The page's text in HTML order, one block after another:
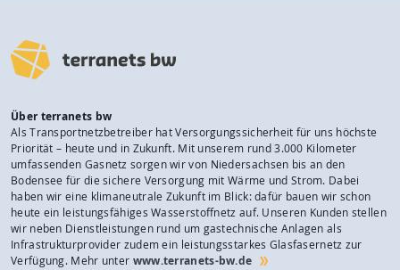
Über terranets bw
Als Transportnetzbetreiber hat Versorgungssicherheit für uns höchste
Priorität – heute und in Zukunft. Mit unserem rund 3.000 Kilometer
umfassenden Gasnetz sorgen wir von Niedersachsen bis an den
Bodensee für die sichere Versorgung mit Wärme und Strom. Dabei
haben wir eine klimaneutrale Zukunft im Blick: dafür bauen wir schon
heute ein leistungsfähiges Wasserstoffnetz auf. Unseren Kunden stellen
wir neben Dienstleistungen rund um gastechnische Anlagen als
Infrastrukturprovider zudem ein leistungsstarkes Glasfasernetz zur
Verfügung. Mehr unter www.terranets-bw.de